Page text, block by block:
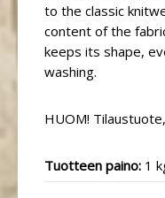
to the classic
content of the
keeps its shape,
washing.
HUOM!
Tuotteen paino: 1